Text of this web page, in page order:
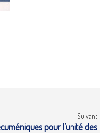
Suivant
pour l’unité des